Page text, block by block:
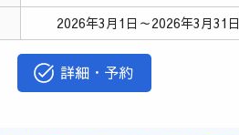
2026年3月1日～2026年3月31日
詳細・予約